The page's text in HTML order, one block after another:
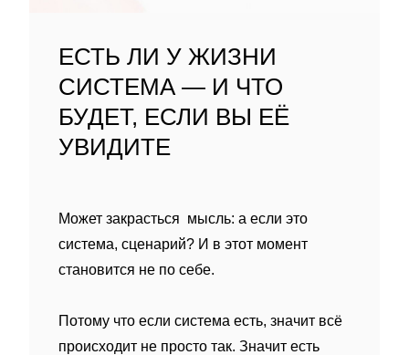
ЕСТЬ ЛИ У ЖИЗНИ
СИСТЕМА — И ЧТО
БУДЕТ, ЕСЛИ ВЫ ЕЁ
УВИДИТЕ
Может закрасться мысль: а если это
система, сценарий? И в этот момент
становится не по себе.
Потому что если система есть, значит всё
происходит не просто так. Значит есть